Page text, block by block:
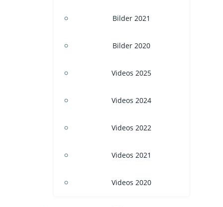
Bilder 2021
Bilder 2020
Videos 2025
Videos 2024
Videos 2022
Videos 2021
Videos 2020